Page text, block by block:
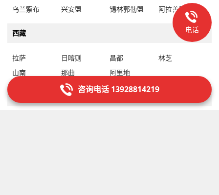
乌兰察布
兴安盟 锡林郭勒盟 阿拉善盟
西藏
拉萨 日喀则 昌都
林芝
山南
那曲 阿里地
电话
咨询电话 13928814219